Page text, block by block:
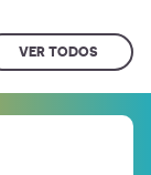
VER TODOS